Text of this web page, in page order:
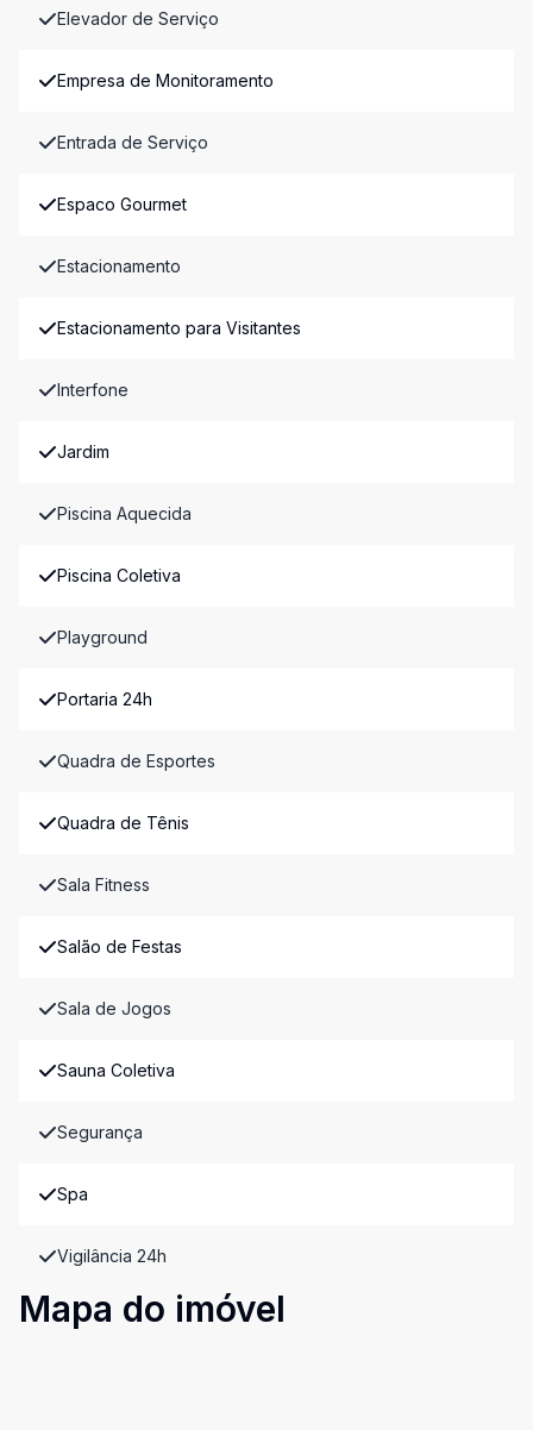
Elevador de Serviço
Empresa de Monitoramento
Entrada de Serviço
Espaco Gourmet
Estacionamento
Estacionamento para Visitantes
Interfone
Jardim
Piscina Aquecida
Piscina Coletiva
Playground
Portaria 24h
Quadra de Esportes
Quadra de Tênis
Sala Fitness
Salão de Festas
Sala de Jogos
Sauna Coletiva
Segurança
Spa
Vigilância 24h
Mapa do imóvel